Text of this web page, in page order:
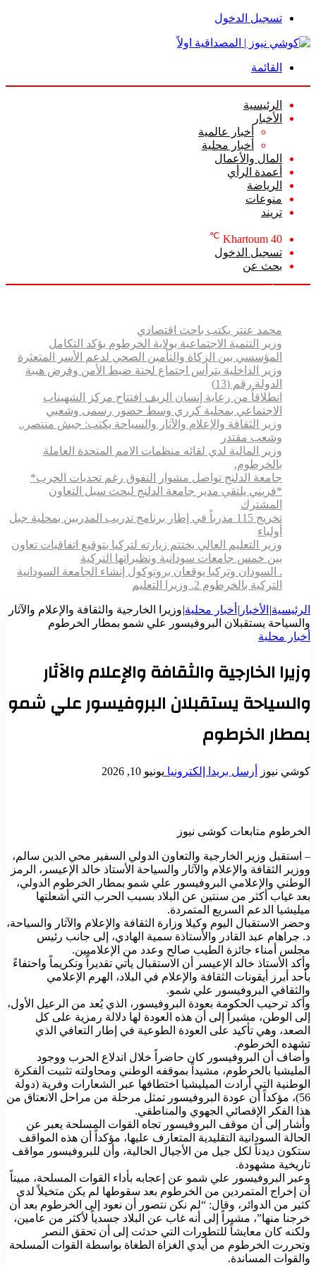
تسجيل الدخول
القائمة
الرئيسية
الأخبار
أخبار عالمية
أخبار محلية
المال والأعمال
أعمدة الرأي
الرياضة
منوعات
تريند
Khartoum 40
℃
تسجيل الدخول
بحث عن
محمد عنتر يكتب باحث اقتصادي
وزير التنمية الاجتماعية بولاية الخرطوم يؤكد التكامل
المؤسسي بين الزكاة والتأمين الصحي لدعم الأسر المتعثرة
وزير الداخلية يترأس اجتماع لجنة ضبط الأمن وفرض هيبة
الدولة رقم (13)
انطلاقاً من رعاية إنسان الريف افتتاح مركز الشهيناب
الاجتماعي بمحلية كرري وسط حضور رسمى وشعبي
وزير الثقافة والإعلام والآثار والسياحة يكتب: جيش منتصر..
وشعب مقتدر
وزير المالية لدي لقائه منظمات الامم المتحدة العاملة
بالخرطوم.
جامعة الدلنج تواصل مشوار التفوق رغم تحديات الحرب*
*فريني يلتقي مدير جامعة الدلنج لبحث سبل التعاون
المشترك
تخريج 115 مدرباً في إطار برنامج تدريب المدربين بمحلية جبل
أولياء
وزير التعليم العالي يختتم زيارته لتركيا بتوقيع اتفاقيات تعاون
بين خمس جامعات سودانية ونظيراتها التركية
. السودان وتركيا يوقعان بروتوكول إنشاء الجامعة السودانية
التركية بالخرطوم 2. وزيرا التعليم
الرئيسية| الأخبار | أخبار محلية|وزيرا الخارجية والثقافة والإعلام والآثار
والسياحة يستقبلان البروفيسور علي شمو بمطار الخرطوم
أخبار محلية
وزيرا الخارجية والثقافة والإعلام والآثار
والسياحة يستقبلان البروفيسور علي شمو
بمطار الخرطوم
كوشي نيوز أرسل بريدا إلكترونيا يونيو 10, 2026
الخرطوم متابعات كوشى نيوز
– استقبل وزير الخارجية والتعاون الدولي السفير محي الدين سالم،
ووزير الثقافة والإعلام والآثار والسياحة الأستاذ خالد الإعيسر، الرمز
الوطني والإعلامي البروفيسور علي شمو بمطار الخرطوم الدولي،
بعد غياب أكثر من سنتين عن البلاد بسبب الحرب التي أشعلتها
ميليشيا الدعم السريع المتمردة.
وحضر الاستقبال اليوم وكيلا وزارة الثقافة والإعلام والآثار والسياحة،
د. جراهام عبد القادر والأستاذة سمية الهادي، إلى جانب رئيس
مجلس أمناء جائزة الطيب صالح وعدد من الإعلاميين.
وأكد الأستاذ خالد الإعيسر أن الاستقبال يأتي تقديراً وتكريماً واحتفاءً
بأحد أبرز أيقونات الثقافة والإعلام في البلاد، الهرم الإعلامي
والثقافي البروفيسور علي شمو.
وأكد ترحيب الحكومة بعودة البروفيسور، الذي يُعد من الرعيل الأول،
إلى الوطن، مشيراً إلى أن هذه العودة لها دلالة رمزية على كل
الصعد، وهي تأكيد على العودة الطوعية في إطار التعافي الذي
تشهده الخرطوم.
وأضاف أن البروفيسور كان حاضراً خلال اندلاع الحرب ووجود
المليشيا بالخرطوم، مشيداً بموقفه الوطني ومحاولته تثبيت الفكرة
الوطنية التي أرادت الميليشيا اختطافها عبر الشعارات وفرية (دولة
56)، مؤكداً أن عودة البروفيسور تمثل مرحلة من مراحل الانعتاق من
هذا الفكر الإقصائي الجهوي والمناطقي.
وأشار إلى أن موقف البروفيسور تجاه القوات المسلحة يعبر عن
الحالة السودانية التقليدية المتعارف عليها، مؤكداً أن هذه المواقف
ستكون ديدناً لكل جيل من الأجيال الحالية، وأن للبروفيسور مواقف
تاريخية مشهودة.
وعبر البروفيسور علي شمو عن إعجابه بأداء القوات المسلحة، مبيناً
أن إخراج المتمردين من الخرطوم بعد سقوطها لم يكن متخيلاً لدى
كثير من الدوائر، وقال: “لم نكن نتصور أن نعود إلى الخرطوم بعد أن
خرجنا منها”، مشيراً إلى أنه غاب عن البلاد جسدياً لأكثر من عامين،
ولكنه كان معايشاً للتطورات التي حدثت إلى أن تحقق النصر
وتحررت الخرطوم من أيدي الغزاة الطغاة بواسطة القوات المسلحة
والقوات المساندة.